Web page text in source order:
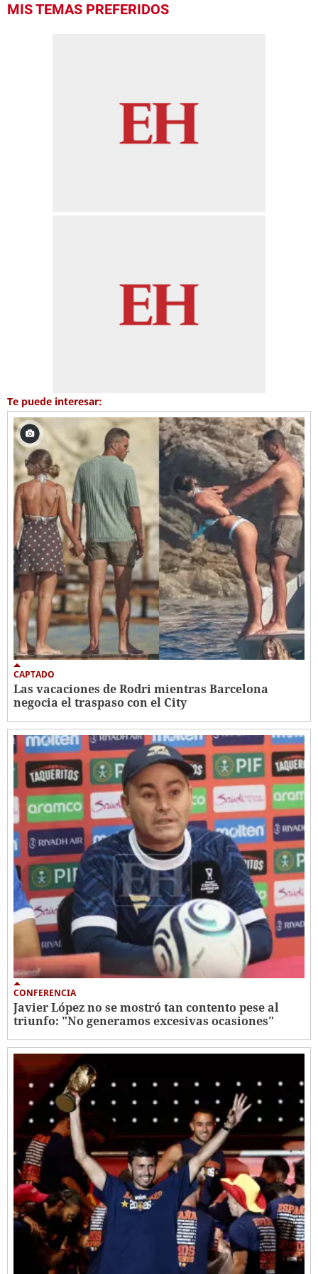
seconds
MIS TEMAS PREFERIDOS
Te puede interesar:
CAPTADO
Las vacaciones de Rodri mientras Barcelona
negocia el traspaso con el City
CONFERENCIA
Javier López no se mostró tan contento pese al
triunfo: "No generamos excesivas ocasiones"